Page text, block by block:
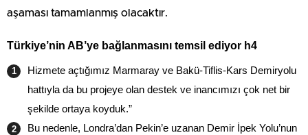
aşaması tamamlanmış olacaktır.
Türkiye’nin AB’ye bağlanmasını temsil ediyor h4
Hizmete açtığımız Marmaray ve Bakü-Tiflis-Kars Demiryolu
hattıyla da bu projeye olan destek ve inancımızı çok net bir
şekilde ortaya koyduk.”
Bu nedenle, Londra’dan Pekin’e uzanan Demir İpek Yolu’nun